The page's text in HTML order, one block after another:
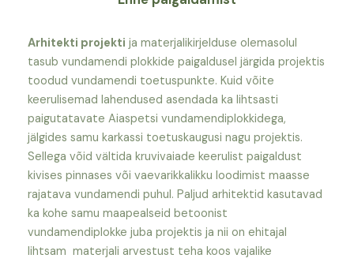
Arhitekti projekti ja materjalikirjelduse olemasolul
tasub vundamendi plokkide paigaldusel järgida projektis
toodud vundamendi toetuspunkte. Kuid võite
keerulisemad lahendused asendada ka lihtsasti
paigutatavate Aiaspetsi vundamendiplokkidega,
jälgides samu karkassi toetuskaugusi nagu projektis.
Sellega võid vältida kruvivaiade keerulist paigaldust
kivises pinnases või vaevarikkalikku loodimist maasse
rajatava vundamendi puhul. Paljud arhitektid kasutavad
ka kohe samu maapealseid betoonist
vundamendiplokke juba projektis ja nii on ehitajal
lihtsam materjali arvestust teha koos vajalike